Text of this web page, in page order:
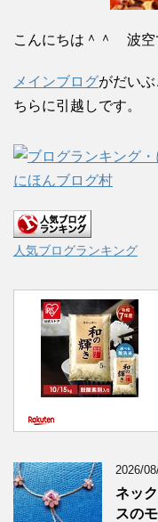
こんにちは＾＾ 波空
メインブログがだい
ちらに引越しです。
にほんブログ村
人気ブログランキング
2026/
ネッ
スの